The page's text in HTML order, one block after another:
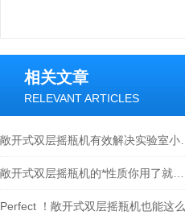
相关文章
RELEVANT ARTICLES
Perfect ！敞开式双层摇瓶机也能这么